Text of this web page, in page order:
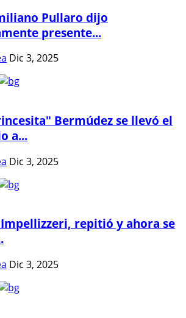
Pullaro dijo
presente...
Dic 3, 2025
Bermúdez se llevó el
a...
Dic 3, 2025
repitió y ahora se
Dic 3, 2025